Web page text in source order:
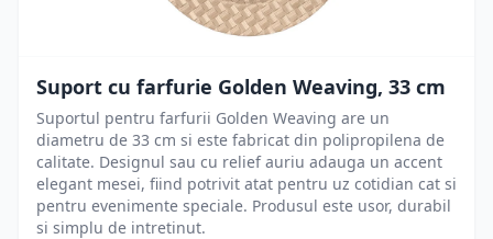
Suport cu farfurie Golden Weaving, 33 cm
Suportul pentru farfurii Golden Weaving are un
diametru de 33 cm si este fabricat din polipropilena de
calitate. Designul sau cu relief auriu adauga un accent
elegant mesei, fiind potrivit atat pentru uz cotidian cat si
pentru evenimente speciale. Produsul este usor, durabil
si simplu de intretinut.